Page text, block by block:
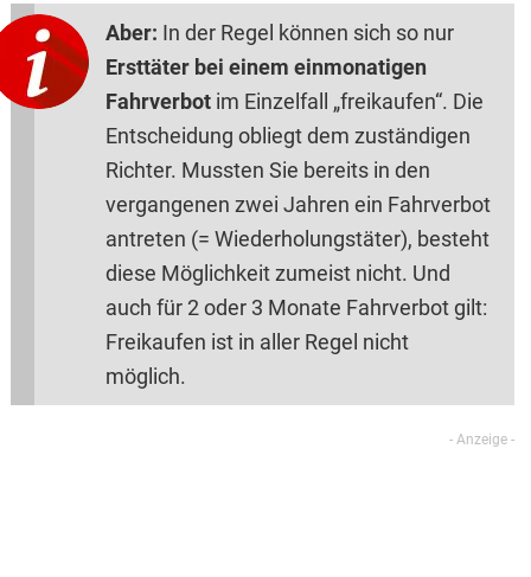
Aber: In der Regel können sich so nur
Ersttäter bei einem einmonatigen
Fahrverbotim Einzelfall „freikaufen“. Die
Entscheidung obliegt dem zuständigen
Richter. Mussten Sie bereits in den
vergangenen zwei Jahren ein Fahrverbot
antreten (= Wiederholungstäter), besteht
diese Möglichkeit zumeist nicht. Und
auch für 2 oder 3 Monate Fahrverbot gilt:
Freikaufen ist in aller Regel nicht
möglich.